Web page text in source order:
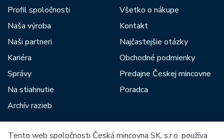
Profil spoločnosti
Naša výroba
Naši partneri
Kariéra
Správy
Na stiahnutie
Archív razieb
Všetko o nákupe
Kontakt
Najčastejšie otázky
Obchodné podmienky
Predajne Českej mincovne
Poradca
Medzi našich partnerov patria:
Tento web spoločnosti Česká mincovna SK, s.r.o. používa